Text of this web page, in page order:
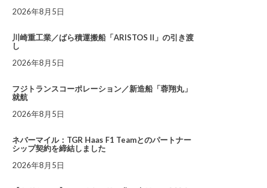
2026年8月5日
川崎重工業／ばら積運搬船「ARISTOS II」の引き渡
し
2026年8月5日
フジトランスコーポレーション／新造船「蓉翔丸」
就航
2026年8月5日
ネバーマイル：TGR Haas F1 Teamとのパートナー
シップ契約を締結しました
2026年8月5日